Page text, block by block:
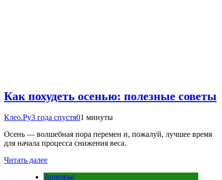
Как похудеть осенью: полезные советы
Клео.Ру3 года спустя01 минуты
Осень — волшебная пора перемен и, пожалуй, лучшее время
для начала процесса снижения веса.
Читать далее
Здоровье